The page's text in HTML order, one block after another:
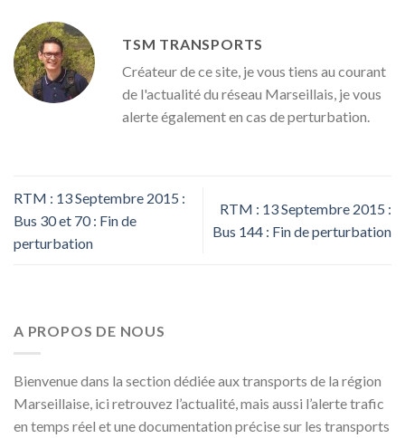
TSM TRANSPORTS
Créateur de ce site, je vous tiens au courant
de l'actualité du réseau Marseillais, je vous
alerte également en cas de perturbation.
RTM : 13 Septembre 2015 :
Bus 30 et 70 : Fin de
perturbation
RTM : 13 Septembre 2015 :
Bus 144 : Fin de perturbation
A PROPOS DE NOUS
Bienvenue dans la section dédiée aux transports de la région
Marseillaise, ici retrouvez l’actualité, mais aussi l’alerte trafic
en temps réel et une documentation précise sur les transports